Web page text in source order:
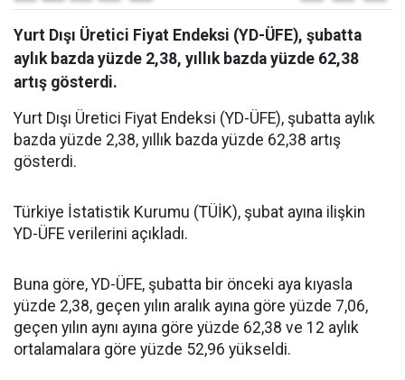
Yurt Dışı Üretici Fiyat Endeksi (YD-ÜFE), şubatta
aylık bazda yüzde 2,38, yıllık bazda yüzde 62,38
artış gösterdi.
Yurt Dışı Üretici Fiyat Endeksi (YD-ÜFE), şubatta aylık
bazda yüzde 2,38, yıllık bazda yüzde 62,38 artış
gösterdi.
Türkiye İstatistik Kurumu (TÜİK), şubat ayına ilişkin
YD-ÜFE verilerini açıkladı.
Buna göre, YD-ÜFE, şubatta bir önceki aya kıyasla
yüzde 2,38, geçen yılın aralık ayına göre yüzde 7,06,
geçen yılın aynı ayına göre yüzde 62,38 ve 12 aylık
ortalamalara göre yüzde 52,96 yükseldi.